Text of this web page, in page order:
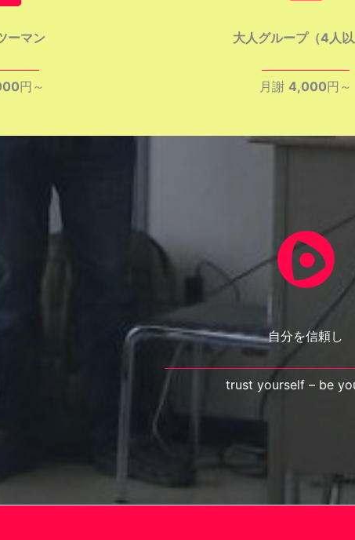
ーマン
円～
大人グループ（4人以
月謝 4,000円～
自分を信頼し
trust yourself – be